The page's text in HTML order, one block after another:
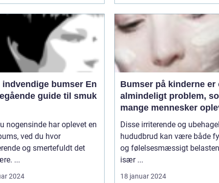
bumser En
guide til smuk
nogensinde har oplevet en
ved du hvor
og smertefuldt det
...
2024
Bumser på kinderne er
almindeligt problem,
mange mennesker
løbet af deres liv
Disse irriterende og
hududbrud kan være både
og følelsesmæssigt
især ...
18 januar 2024